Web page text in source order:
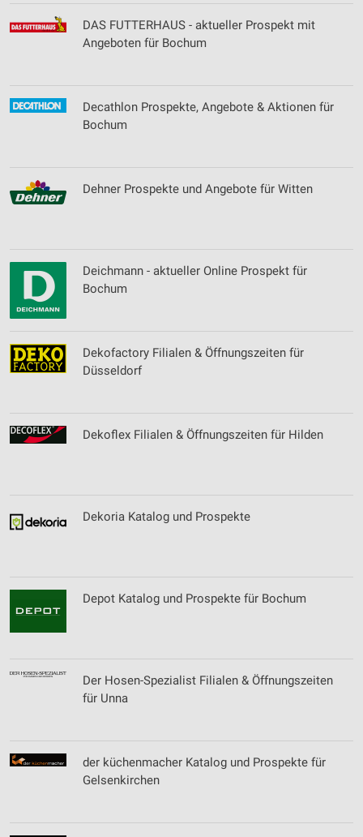
DAS FUTTERHAUS - aktueller Prospekt mit
Angeboten für Bochum
Decathlon Prospekte, Angebote & Aktionen für
Bochum
Dehner Prospekte und Angebote für Witten
Deichmann - aktueller Online Prospekt für
Bochum
Dekofactory Filialen & Öffnungszeiten für
Düsseldorf
Dekoflex Filialen & Öffnungszeiten für Hilden
Dekoria Katalog und Prospekte
Depot Katalog und Prospekte für Bochum
Der Hosen-Spezialist Filialen & Öffnungszeiten
für Unna
der küchenmacher Katalog und Prospekte für
Gelsenkirchen